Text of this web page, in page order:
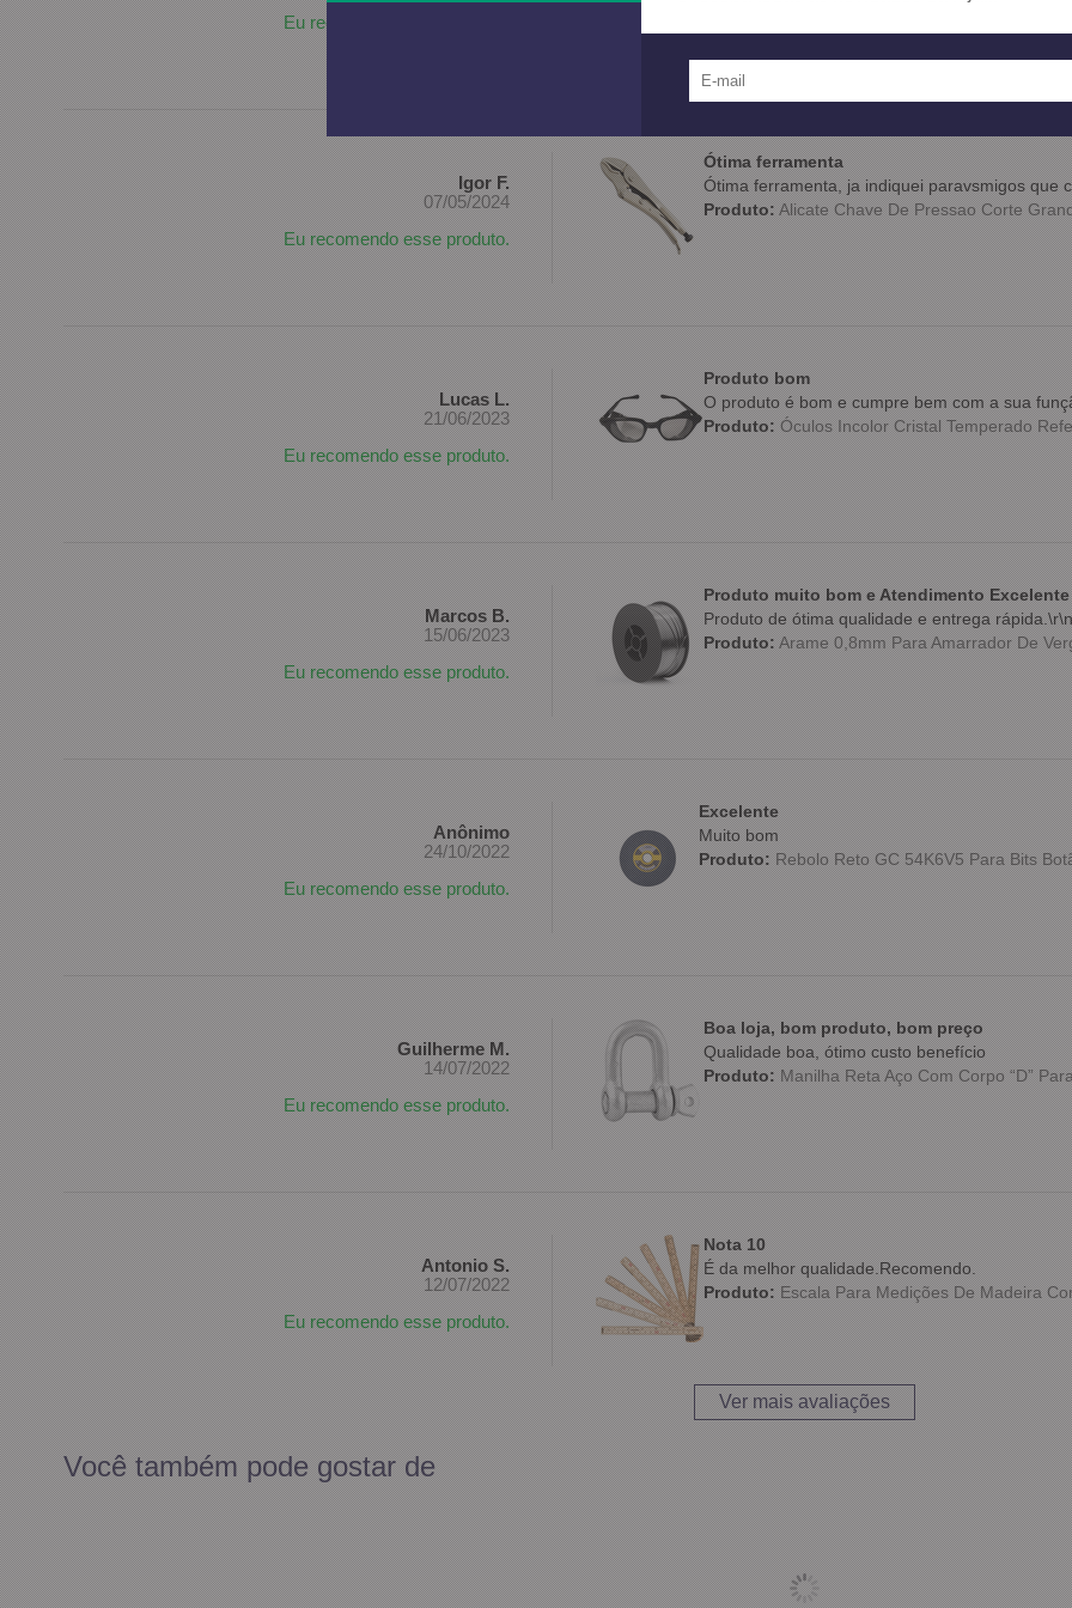
Eu recomendo esse produto.
Igor F.
07/05/2024
Eu recomendo esse produto.
Ótima ferramenta
Ótima ferramenta, ja indiquei paravsmigos que
Produto:Alicate Chave De Pressao Corte
Lucas L.
21/06/2023
Eu recomendo esse produto.
Produto bom
O produto é bom e cumpre bem com a sua
Produto:Óculos Incolor Cristal Temperado
Marcos B.
15/06/2023
Eu recomendo esse produto.
Produto muito bom e Atendimento Excelente
Produto de ótima qualidade e entrega
Produto:Arame 0,8mm Para Amarrador De
Anônimo
24/10/2022
Eu recomendo esse produto.
Excelente
Muito bom
Produto:Rebolo Reto GC 54K6V5 Para Bits
Guilherme M.
14/07/2022
Eu recomendo esse produto.
Boa loja, bom produto, bom preço
Qualidade boa, ótimo custo benefício
Produto:Manilha Reta Aço Com Corpo “D”
Antonio S.
12/07/2022
Eu recomendo esse produto.
Nota 10
É da melhor qualidade.Recomendo.
Produto:Escala Para Medições De Madeira
Ver mais avaliações
Você também pode gostar de